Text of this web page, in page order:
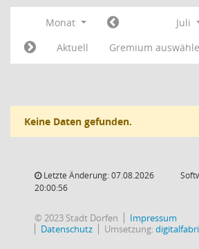
Monat Juli
Aktuell
Gremium
Keine Daten gefunden.
Letzte Änderung: 07.08.2026
20:00:56
© 2023 Stadt Dorfen
Impressum
Datenschutz
Umsetzung: